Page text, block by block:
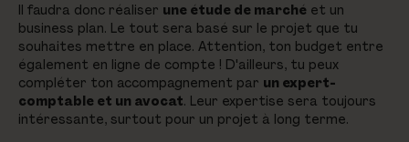
Il faudra donc réaliser une étude de marché et un
business plan. Le tout sera basé sur le projet que tu
souhaites mettre en place. Attention, ton budget entre
également en ligne de compte ! D'ailleurs, tu peux
compléter ton accompagnement par un expert-
comptable et un avocat. Leur expertise sera toujours
intéressante, surtout pour un projet à long terme.